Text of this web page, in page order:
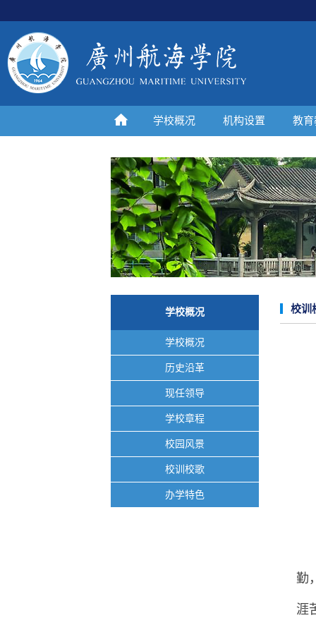
学校概况 机构设置 教育
学校概况
学校概况
历史沿革
现任领导
学校章程
校园风景
校训校歌
办学特色
校训
勤
涯